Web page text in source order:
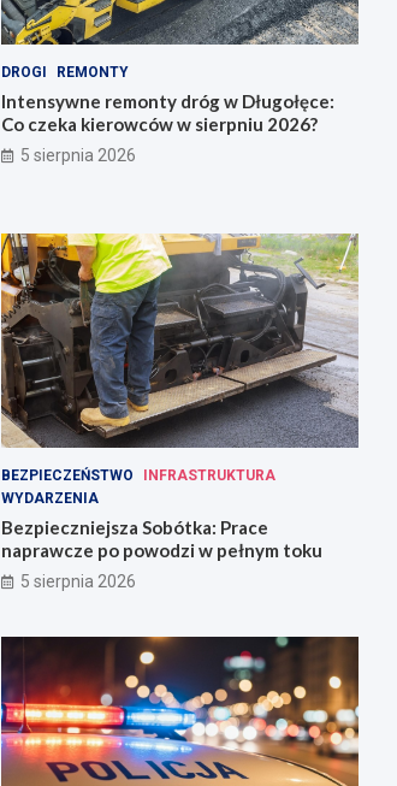
DROGI REMONTY
Intensywne remonty dróg w Długołęce:
Co czeka kierowców w sierpniu 2026?
5 sierpnia 2026
BEZPIECZEŃSTWO
INFRASTRUKTURA
WYDARZENIA
Bezpieczniejsza Sobótka: Prace
naprawcze po powodzi w pełnym toku
5 sierpnia 2026